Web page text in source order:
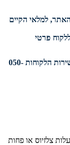
האתר, למלאי הקיים
פרטי
במידה והרכישה היא כמותית יש ליצור קשר עם שירות הלקוחות 050-